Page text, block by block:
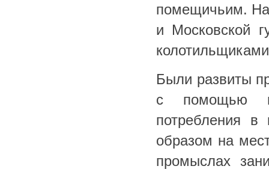
помещичьим.
и Московской
колотильщиками
Были развиты
с помощью
потребления в
образом на
промыслах